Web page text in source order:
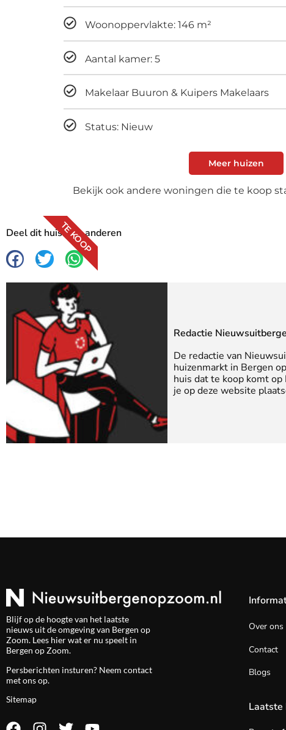
Woonoppervlakte: 146 m²
Aantal kamer: 5
Makelaar Buuron & Kuipers Makelaars
Status: Nieuw
Meer huizen
Bekijk ook andere woningen die te koop
TE KOOP
Deel dit huis met anderen
Redactie
De redactie van
huizenmarkt in Bergen
huis dat te koop komt
je op deze website
Blijf op de hoogte van het laatste
nieuws uit de omgeving van Bergen op
Zoom. Lees hier wat er nu speelt in
Bergen op Zoom.
Persberichten insturen? Neem contact
met ons op.
Sitemap
Over ons
Contact
Blogs
Laatste